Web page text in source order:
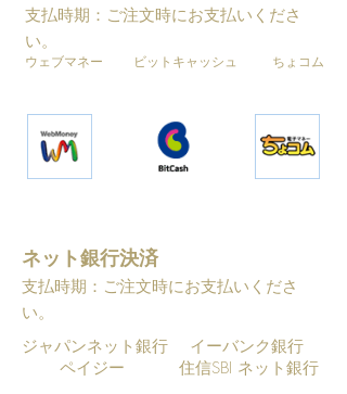
支払時期：ご注文時にお支払いくださ
い。
ウェブマネー ビットキャッシュ ちょコム
ネット銀行決済
支払時期：ご注文時にお支払いくださ
い。
ジャパンネット銀行 イーバンク銀行
ペイジー 住信SBI ネット銀行